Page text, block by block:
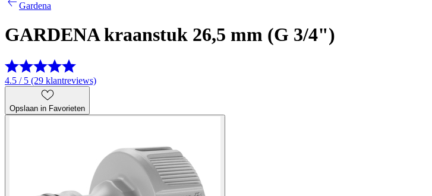
Gardena
GARDENA kraanstuk 26,5 mm (G 3/4")
4.5 / 5 (29 klantreviews)
Opslaan in Favorieten